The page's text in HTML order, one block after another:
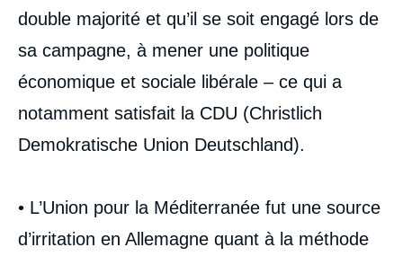
double majorité et qu’il se soit engagé lors de
sa campagne, à mener une politique
économique et sociale libérale – ce qui a
notamment satisfait la CDU (Christlich
Demokratische Union Deutschland).
• L’Union pour la Méditerranée fut une source
d’irritation en Allemagne quant à la méthode
de
couverture
de
la
Hans STARK, « Le couple franco-allemand